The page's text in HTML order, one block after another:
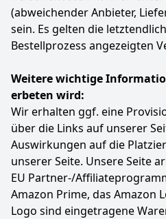
(abweichender Anbieter,
sein. Es gelten die
Bestellprozess angezeigten
Weitere wichtige
erbeten wird:
Wir erhalten ggf. eine
über die Links auf unserer
Auswirkungen auf die
unserer Seite. Unsere Seite
EU Partner-/
Amazon Prime, das Amazon
Logo sind eingetragene